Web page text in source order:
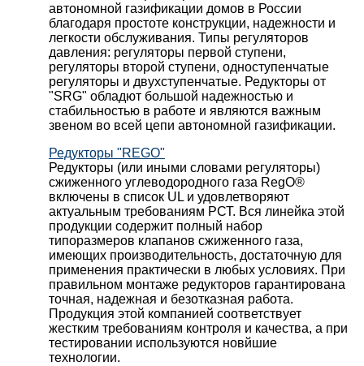
автономной газификации домов в России
благодаря простоте конструкции, надежности и
легкости обслуживания. Типы регуляторов
давления: регуляторы первой ступени,
регуляторы второй ступени, одноступенчатые
регуляторы и двухступенчатые. Редукторы от
"SRG" обладют большой надежностью и
стабильностью в работе и являются важным
звеном во всей цепи автономной газификации.
Редукторы "REGO"
Редукторы (или иными словами регуляторы)
сжиженного углеводородного газа RegO®
включены в список UL и удовлетворяют
актуальным требованиям РСТ. Вся линейка этой
продукции содержит полный набор
типоразмеров клапанов сжиженного газа,
имеющих производительность, достаточную для
применения практически в любых условиях. При
правильном монтаже редукторов гарантирована
точная, надежная и безотказная работа.
Продукция этой компанией соответствует
жестким требованиям контроля и качества, а при
тестировании используются новйшие
технологии.